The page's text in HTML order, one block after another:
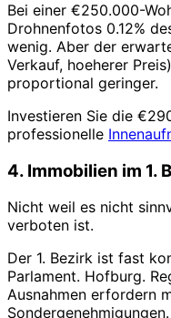
Bei einer €250.000-
Drohnenfotos 0.12%
wenig. Aber der
Verkauf, hoeherer
proportional geringer.
Investieren Sie die
professionelle
4. Immobilien im 1.
Nicht weil es nicht
verboten ist.
Der 1. Bezirk ist fast
Parlament. Hofburg.
Ausnahmen erfordern
Sondergenehmigungen.